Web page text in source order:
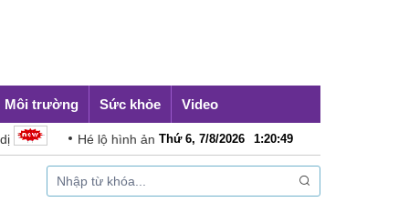
Môi trường Sức khỏe Video
Hé lộ hình ảnh Mặt trời với độ chi tiết chưa từng có
Thứ 6, 7/8/2026 1:20:50